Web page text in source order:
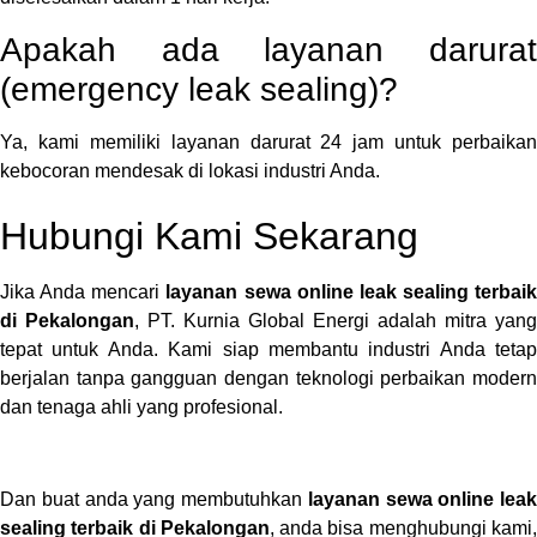
Apakah ada layanan darurat
(emergency leak sealing)?
Ya, kami memiliki layanan darurat 24 jam untuk perbaikan
kebocoran mendesak di lokasi industri Anda.
Hubungi Kami Sekarang
Jika Anda mencari layanan sewa online leak sealing terbaik
di Pekalongan, PT. Kurnia Global Energi adalah mitra yang
tepat untuk Anda. Kami siap membantu industri Anda tetap
berjalan tanpa gangguan dengan teknologi perbaikan modern
dan tenaga ahli yang profesional.
Dan buat anda yang membutuhkan layanan sewa online leak
sealing terbaik di Pekalongan, anda bisa menghubungi kami,